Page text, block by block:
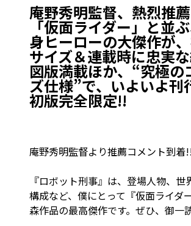
庵野秀明監督、熱烈推
「仮面ライダー」と並
身ヒーローの大傑作が
サイズ＆連載時に忠実
図版満載ほか、“究極の
ズ仕様”で、いよいよ刊
初版完全限定!!
庵野秀明監督より推薦コメント到着
『ロボット刑事』は、登場人物、
構成など、僕にとって『仮面ライダ
森作品の最高傑作です。ぜひ、御一